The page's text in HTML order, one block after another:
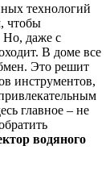
технологий
чтобы
Но, даже с
В доме все
Это решит
инструментов,
главное – не
водяного